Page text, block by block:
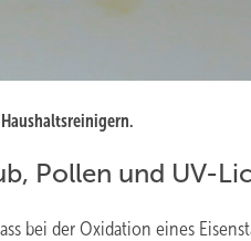
Pollen und UV-
bei der Oxidation eines